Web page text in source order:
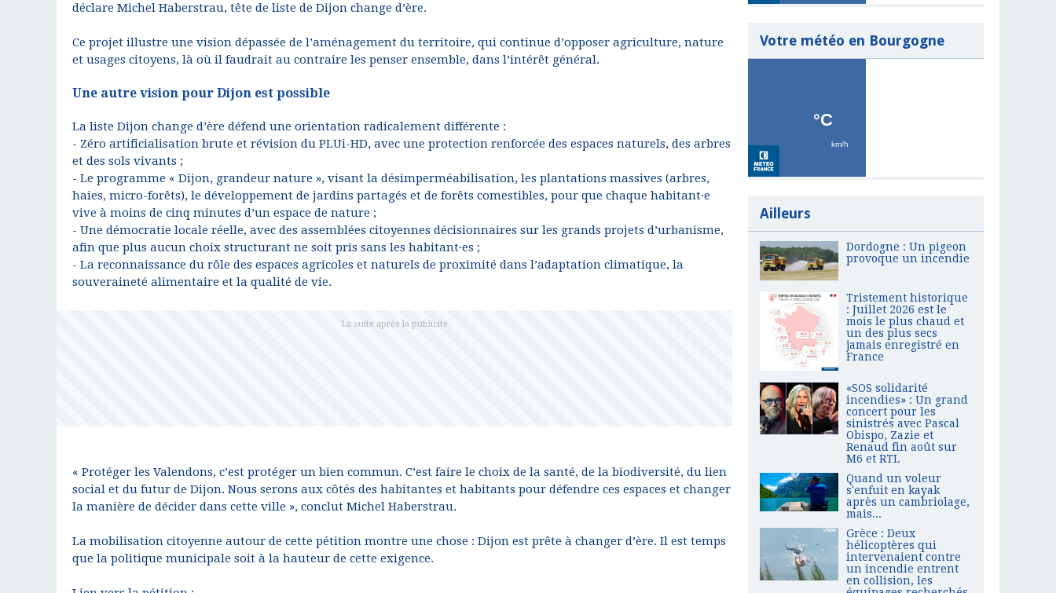
déclare Michel Haberstrau, tête de liste de Dijon change d’ère.
Ce projet illustre une vision dépassée de l’aménagement du territoire, qui continue d’opposer agriculture, nature
et usages citoyens, là où il faudrait au contraire les penser ensemble, dans l’intérêt général.
Une autre vision pour Dijon est possible
La liste Dijon change d’ère défend une orientation radicalement différente :
- Zéro artificialisation brute et révision du PLUi-HD, avec une protection renforcée des espaces naturels, des arbres
et des sols vivants ;
- Le programme « Dijon, grandeur nature », visant la désimperméabilisation, les plantations massives (arbres,
haies, micro-forêts), le développement de jardins partagés et de forêts comestibles, pour que chaque habitant·e
vive à moins de cinq minutes d’un espace de nature ;
- Une démocratie locale réelle, avec des assemblées citoyennes décisionnaires sur les grands projets d’urbanisme,
afin que plus aucun choix structurant ne soit pris sans les habitant·es ;
- La reconnaissance du rôle des espaces agricoles et naturels de proximité dans l’adaptation climatique, la
souveraineté alimentaire et la qualité de vie.
« Protéger les Valendons, c’est protéger un bien commun. C’est faire le choix de la santé, de la biodiversité, du lien
social et du futur de Dijon. Nous serons aux côtés des habitantes et habitants pour défendre ces espaces et changer
la manière de décider dans cette ville », conclut Michel Haberstrau.
La mobilisation citoyenne autour de cette pétition montre une chose : Dijon est prête à changer d’ère. Il est temps
que la politique municipale soit à la hauteur de cette exigence.
Votre météo en Bourgogne
Ailleurs
Dordogne : Un pigeon
provoque un incendie
Tristement historique
: Juillet 2026 est le
mois le plus chaud et
un des plus secs
jamais enregistré en
France
«SOS solidarité
incendies» : Un grand
concert pour les
sinistrés avec Pascal
Obispo, Zazie et
Renaud fin août sur
M6 et RTL
Quand un voleur
s'enfuit en kayak
après un cambriolage,
mais...
Grèce : Deux
hélicoptères qui
intervenaient contre
un incendie entrent
en collision, les